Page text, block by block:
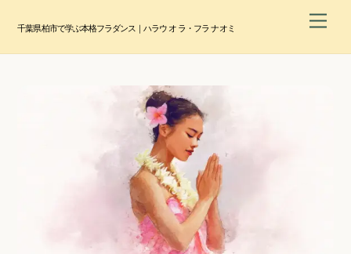
千葉県柏市で学ぶ本格フラダンス｜ハラウ オ ラ・フラ ナオミ